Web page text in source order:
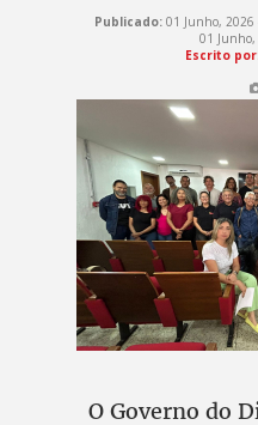
Publicado:01 Junho, 2026
01
Escrito
O Governo do